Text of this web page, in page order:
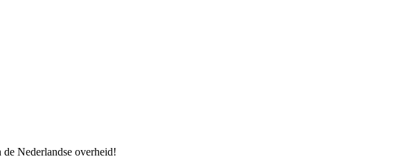
Nederlandse overheid!